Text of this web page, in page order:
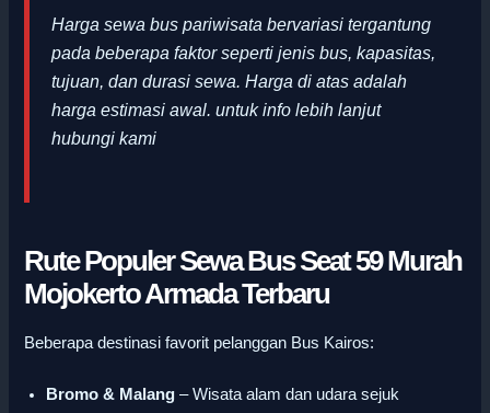
Harga sewa bus pariwisata bervariasi tergantung
pada beberapa faktor seperti jenis bus, kapasitas,
tujuan, dan durasi sewa. Harga di atas adalah
harga estimasi awal.untuk info lebih lanjut
hubungi kami
Rute Populer Sewa Bus Seat 59 Murah
Mojokerto Armada Terbaru
Beberapa destinasi favorit pelanggan Bus Kairos:
Bromo & Malang – Wisata alam dan udara sejuk